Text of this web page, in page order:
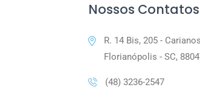
Nossos Contatos
R. 14 Bis, 205 -
Florianópolis - SC,
(48) 3236-2547